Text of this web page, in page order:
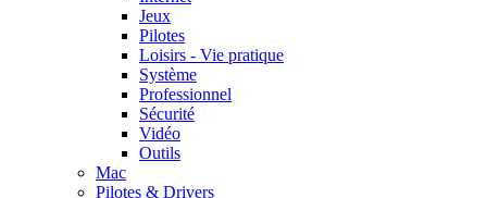
Jeux
Pilotes
Loisirs - Vie pratique
Système
Professionnel
Sécurité
Vidéo
Outils
Mac
Pilotes & Drivers